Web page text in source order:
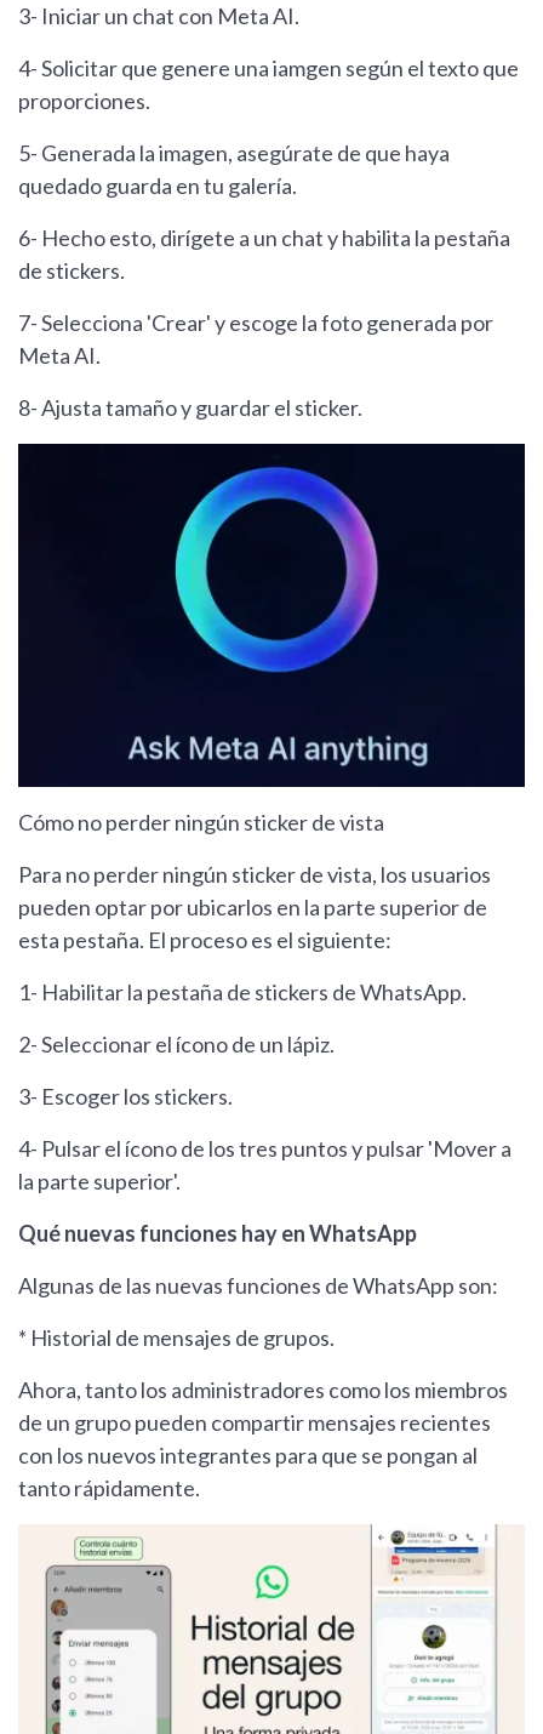
3- Iniciar un chat con Meta AI.
4- Solicitar que genere una iamgen según el texto que
proporciones.
5- Generada la imagen, asegúrate de que haya
quedado guarda en tu galería.
6- Hecho esto, dirígete a un chat y habilita la pestaña
de stickers.
7- Selecciona 'Crear' y escoge la foto generada por
Meta AI.
8- Ajusta tamaño y guardar el sticker.
Cómo no perder ningún sticker de vista
Para no perder ningún sticker de vista, los usuarios
pueden optar por ubicarlos en la parte superior de
esta pestaña. El proceso es el siguiente:
1- Habilitar la pestaña de stickers de WhatsApp.
2- Seleccionar el ícono de un lápiz.
3- Escoger los stickers.
4- Pulsar el ícono de los tres puntos y pulsar 'Mover a
la parte superior'.
Qué nuevas funciones hay en WhatsApp
Algunas de las nuevas funciones de WhatsApp son:
* Historial de mensajes de grupos.
Ahora, tanto los administradores como los miembros
de un grupo pueden compartir mensajes recientes
con los nuevos integrantes para que se pongan al
tanto rápidamente.